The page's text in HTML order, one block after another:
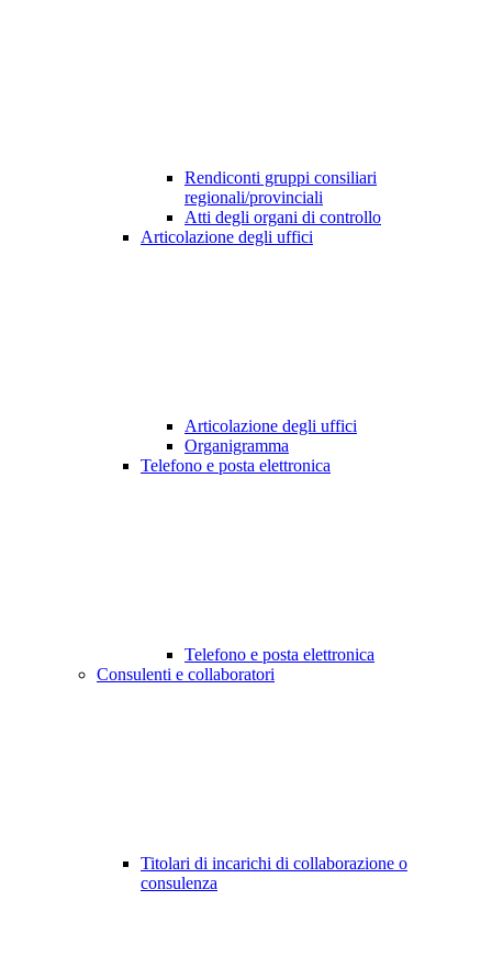
Rendiconti gruppi consiliari
regionali/provinciali
Atti degli organi di controllo
Articolazione degli uffici
Articolazione degli uffici
Organigramma
Telefono e posta elettronica
Telefono e posta elettronica
Consulenti e collaboratori
Titolari di incarichi di collaborazione o
consulenza